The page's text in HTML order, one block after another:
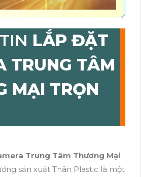
LẮP ĐẶT
TRUNG TÂM
MẠI TRỌN
Trung Tâm Thương Mại
sản xuất Thân Plastic là một